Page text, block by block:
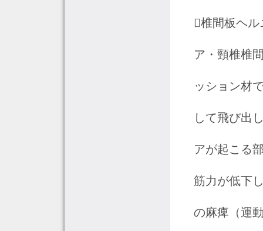
椎間板ヘ
ア・頸椎椎
ッション材
して飛び出
アが起こる
筋力が低下
の麻痺（運